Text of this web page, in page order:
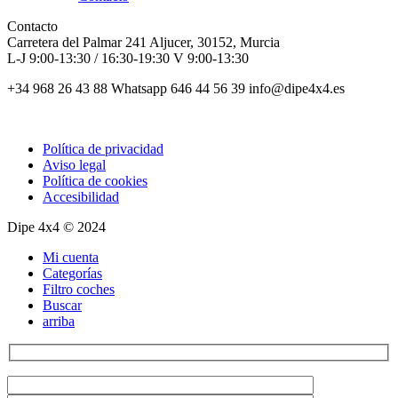
Contacto
Carretera del Palmar 241 Aljucer, 30152, Murcia
L-J 9:00-13:30 / 16:30-19:30 V 9:00-13:30
+34 968 26 43 88 Whatsapp 646 44 56 39 info@dipe4x4.es
Política de privacidad
Aviso legal
Política de cookies
Accesibilidad
Dipe 4x4 © 2024
Mi cuenta
Categorías
Filtro coches
Buscar
arriba